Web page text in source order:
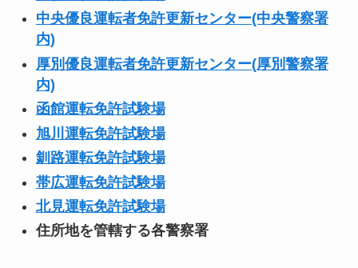
中央優良運転者免許更新センター(中央警察署
内)
厚別優良運転者免許更新センター(厚別警察署
内)
函館運転免許試験場
旭川運転免許試験場
釧路運転免許試験場
帯広運転免許試験場
北見運転免許試験場
住所地を管轄する各警察署